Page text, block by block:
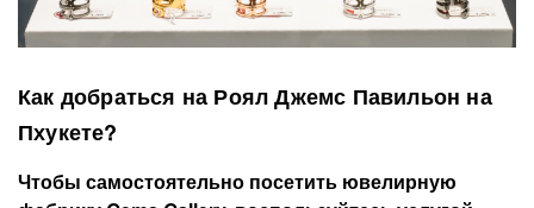
Как добраться на Роял Джемс Павильон на
Пхукете?
Чтобы самостоятельно посетить ювелирную